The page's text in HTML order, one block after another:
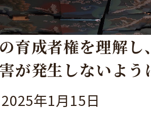
育成者権を理解し
が発生しないよう
！
2025年1月15日